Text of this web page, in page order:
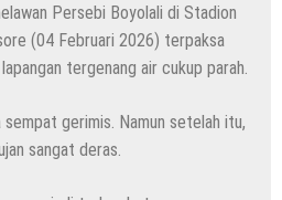
Persebi Boyolali di Stadion
(04 Februari 2026) terpaksa
tergenang air cukup parah.
gerimis. Namun setelah itu,
sangat deras.